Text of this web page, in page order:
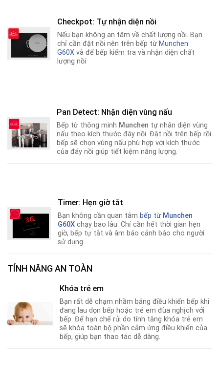
Checkpot: Tự nhận diện nồi
Nếu bạn không an tâm về chất lượng nồi. Bạn
chỉ cần đặt nồi nên trên bếp từ Munchen
G60X và để bếp kiểm tra và nhận diện chất
lượng nồi
Pan Detect: Nhận diện vùng nấu
Bếp từ thông minh Munchen tự nhân diện vùng
nấu theo kích thước đáy nồi. Đặt nồi trên bếp rồi
bếp sẽ chọn vùng nấu phù hợp với kích thước
của đáy nồi giúp tiết kiệm năng lượng.
Timer: Hẹn giờ tắt
Bạn không cần quan tâm bếp từ Munchen
G60X chạy bao lâu. Chỉ cần hết thời gian hẹn
giờ, bếp tự tắt và âm báo cảnh báo cho người
sử dụng.
TÍNH NĂNG AN TOÀN
Khóa trẻ em
Bạn rất dễ chạm nhầm bảng điều khiển bếp khi
đang lau dọn bếp hoặc trẻ em đùa nghịch với
bếp. Để hạn chế rủi do tính tăng khóa trẻ em
sẽ khóa toàn bộ phần cảm ứng điều khiển của
bếp, giúp bạn thao tác dễ dàng.